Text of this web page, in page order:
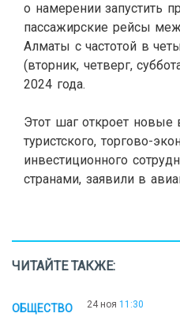
о намерении запустить
пассажирские рейсы
Алматы с частотой в
(вторник, четверг,
2024 года.
Этот шаг откроет новые
туристского, торгово-
инвестиционного
странами, заявили в
ЧИТАЙТЕ ТАКЖЕ:
ОБЩЕСТВО 24 ноя 11:30